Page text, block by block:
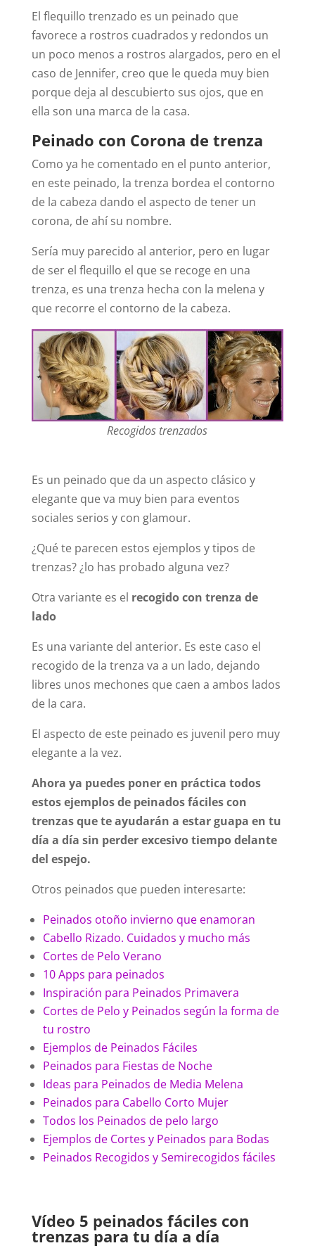
El flequillo trenzado es un peinado que
favorece a rostros cuadrados y redondos un
un poco menos a rostros alargados, pero en el
caso de Jennifer, creo que le queda muy bien
porque deja al descubierto sus ojos, que en
ella son una marca de la casa.
Peinado con Corona de trenza
Como ya he comentado en el punto anterior,
en este peinado, la trenza bordea el contorno
de la cabeza dando el aspecto de tener un
corona, de ahí su nombre.
Sería muy parecido al anterior, pero en lugar
de ser el flequillo el que se recoge en una
trenza, es una trenza hecha con la melena y
que recorre el contorno de la cabeza.
Recogidos trenzados
Es un peinado que da un aspecto clásico y
elegante que va muy bien para eventos
sociales serios y con glamour.
¿Qué te parecen estos ejemplos y tipos de
trenzas? ¿lo has probado alguna vez?
Otra variante es el recogido con trenza de
lado
Es una variante del anterior. Es este caso el
recogido de la trenza va a un lado, dejando
libres unos mechones que caen a ambos lados
de la cara.
El aspecto de este peinado es juvenil pero muy
elegante a la vez.
Ahora ya puedes poner en práctica todos
estos ejemplos de peinados fáciles con
trenzas que te ayudarán a estar guapa en tu
día a día sin perder excesivo tiempo delante
del espejo.
Otros peinados que pueden interesarte:
Peinados otoño invierno que enamoran
Cabello Rizado. Cuidados y mucho más
Cortes de Pelo Verano
10 Apps para peinados
Inspiración para Peinados Primavera
Cortes de Pelo y Peinados según la forma de
tu rostro
Ejemplos de Peinados Fáciles
Peinados para Fiestas de Noche
Ideas para Peinados de Media Melena
Peinados para Cabello Corto Mujer
Todos los Peinados de pelo largo
Ejemplos de Cortes y Peinados para Bodas
Peinados Recogidos y Semirecogidos fáciles
Vídeo 5 peinados fáciles con
trenzas para tu día a día